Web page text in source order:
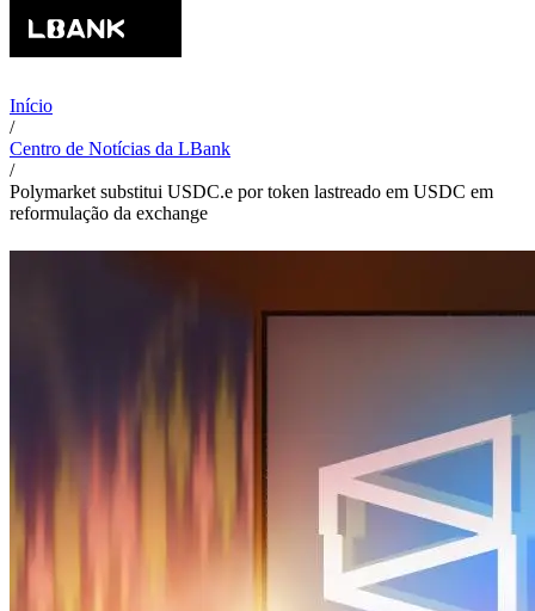
Início
/
Centro de Notícias da LBank
/
Polymarket substitui USDC.e por token lastreado em USDC em
reformulação da exchange